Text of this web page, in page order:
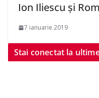
Ion Iliescu și
7 ianuarie 2019
Stai conectat la